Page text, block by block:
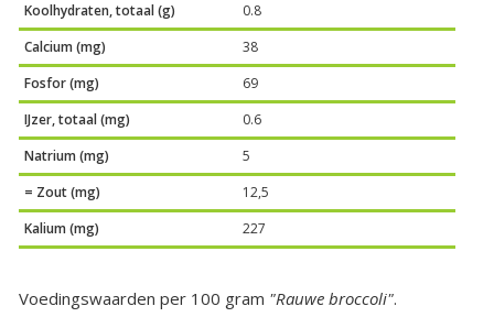
Koolhydraten, totaal (g)
0.8
Calcium (mg)
38
Fosfor (mg)
69
IJzer, totaal (mg)
0.6
Natrium (mg)
5
= Zout (mg)
12,5
Kalium (mg)
227
Voedingswaarden per 100 gram "Rauwe broccoli".